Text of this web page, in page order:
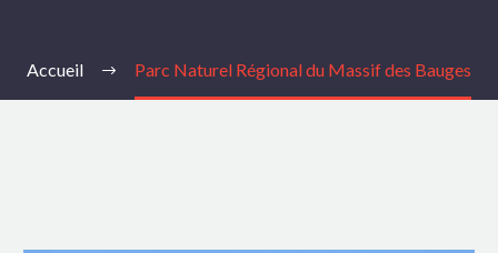
Accueil Parc Naturel Régional du Massif des Bauges